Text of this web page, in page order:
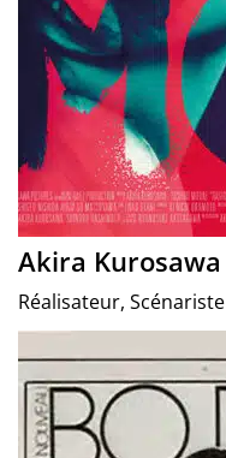
Akira Kurosawa
Réalisateur, Scénariste